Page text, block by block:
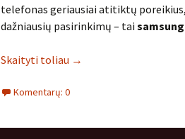
telefonas geriausiai atitiktų
dažniausių pasirinkimų – tai samsung
Skaityti toliau →
Komentarų: 0